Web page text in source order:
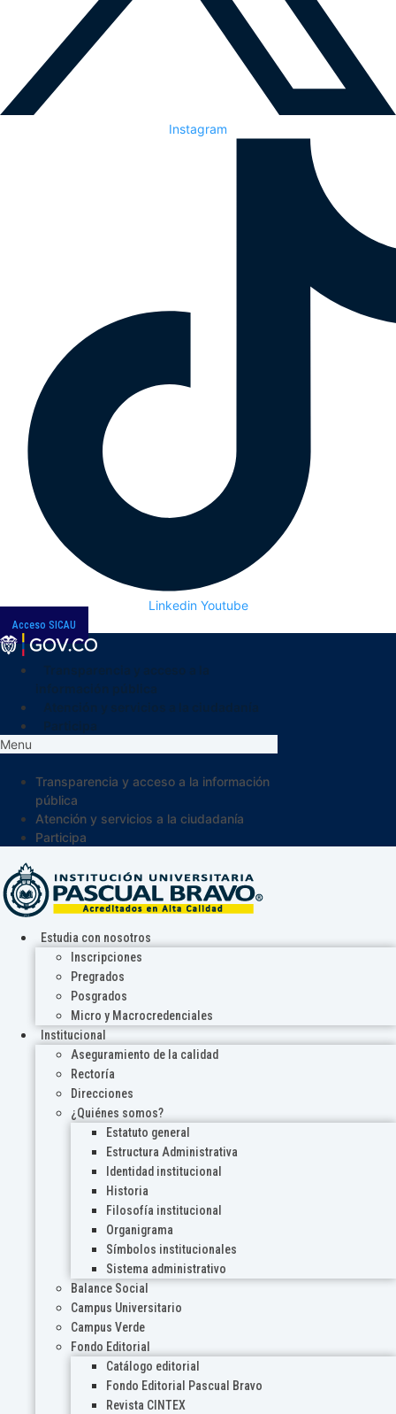
Instagram
Linkedin Youtube
Acceso SICAU
Menu
Transparencia y acceso a la información
pública
Atención y servicios a la ciudadanía
Participa
Estudia con nosotros
Inscripciones
Pregrados
Posgrados
Micro y Macrocredenciales
Institucional
Aseguramiento de la calidad
Rectoría
Direcciones
¿Quiénes somos?
Estatuto general
Estructura Administrativa
Identidad institucional
Historia
Filosofía institucional
Organigrama
Símbolos institucionales
Sistema administrativo
Balance Social
Campus Universitario
Campus Verde
Fondo Editorial
Catálogo editorial
Fondo Editorial Pascual Bravo
Revista CINTEX